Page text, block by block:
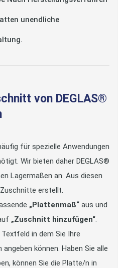
unendliche
von DEGLAS®
für spezielle Anwendungen
Wir bieten daher DEGLAS®
Lagermaßen an. Aus diesen
erstellt.
„Plattenmaß“ aus und
„Zuschnitt hinzufügen“.
in dem Sie Ihre
können. Haben Sie alle
können Sie die Platte/n in